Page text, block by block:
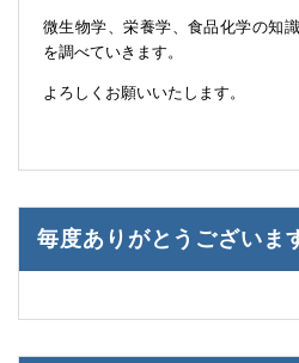
微生物学、栄養学、食品化学の知
を調べていきます。
よろしくお願いいたします。
毎度ありがとうございま